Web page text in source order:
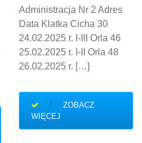
Administracja Nr 2 Adres
Data Klatka Cicha 30
24.02.2025 r. I-III Orla 46
25.02.2025 r. I-II Orla 48
26.02.2025 r. […]
ZOBACZ
WIĘCEJ